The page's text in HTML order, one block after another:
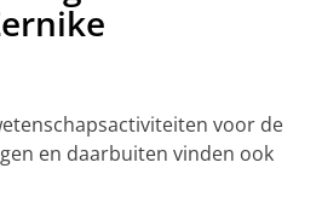
voor de
en daarbuiten vinden ook